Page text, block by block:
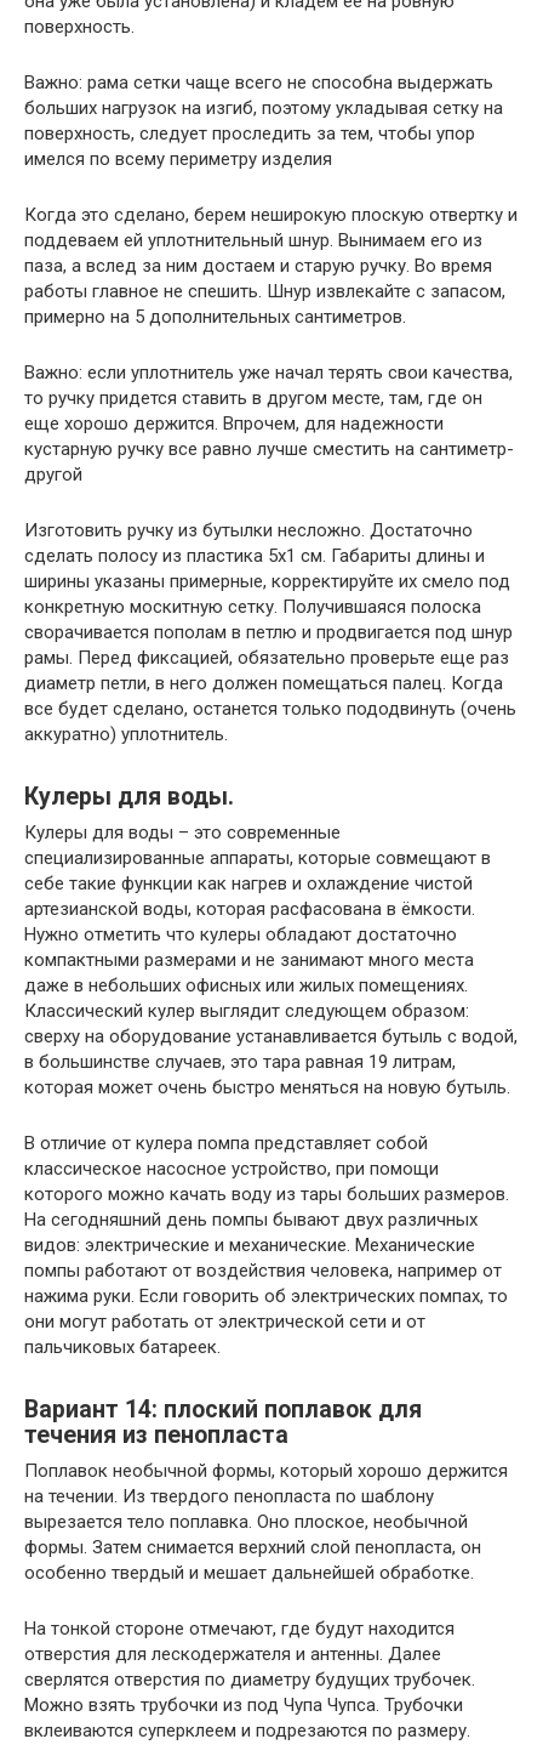
поверхность.
Важно: рама сетки чаще всего не способна выдержать
больших нагрузок на изгиб, поэтому укладывая сетку на
поверхность, следует проследить за тем, чтобы упор
имелся по всему периметру изделия
Когда это сделано, берем неширокую плоскую отвертку и
поддеваем ей уплотнительный шнур. Вынимаем его из
паза, а вслед за ним достаем и старую ручку. Во время
работы главное не спешить. Шнур извлекайте с запасом,
примерно на 5 дополнительных сантиметров.
Важно: если уплотнитель уже начал терять свои качества,
то ручку придется ставить в другом месте, там, где он
еще хорошо держится. Впрочем, для надежности
кустарную ручку все равно лучше сместить на сантиметр-
другой
Изготовить ручку из бутылки несложно. Достаточно
сделать полосу из пластика 5х1 см. Габариты длины и
ширины указаны примерные, корректируйте их смело под
конкретную москитную сетку. Получившаяся полоска
сворачивается пополам в петлю и продвигается под шнур
рамы. Перед фиксацией, обязательно проверьте еще раз
диаметр петли, в него должен помещаться палец. Когда
все будет сделано, останется только пододвинуть (очень
аккуратно) уплотнитель.
Кулеры для воды.
Кулеры для воды – это современные
специализированные аппараты, которые совмещают в
себе такие функции как нагрев и охлаждение чистой
артезианской воды, которая расфасована в ёмкости.
Нужно отметить что кулеры обладают достаточно
компактными размерами и не занимают много места
даже в небольших офисных или жилых помещениях.
Классический кулер выглядит следующем образом:
сверху на оборудование устанавливается бутыль с водой,
в большинстве случаев, это тара равная 19 литрам,
которая может очень быстро меняться на новую бутыль.
В отличие от кулера помпа представляет собой
классическое насосное устройство, при помощи
которого можно качать воду из тары больших размеров.
На сегодняшний день помпы бывают двух различных
видов: электрические и механические. Механические
помпы работают от воздействия человека, например от
нажима руки. Если говорить об электрических помпах, то
они могут работать от электрической сети и от
пальчиковых батареек.
Вариант 14: плоский поплавок для
течения из пенопласта
Поплавок необычной формы, который хорошо держится
на течении. Из твердого пенопласта по шаблону
вырезается тело поплавка. Оно плоское, необычной
формы. Затем снимается верхний слой пенопласта, он
особенно твердый и мешает дальнейшей обработке.
На тонкой стороне отмечают, где будут находится
отверстия для лескодержателя и антенны. Далее
сверлятся отверстия по диаметру будущих трубочек.
Можно взять трубочки из под Чупа Чупса. Трубочки
вклеиваются суперклеем и подрезаются по размеру.